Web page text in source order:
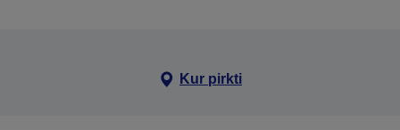
Kur pirkti